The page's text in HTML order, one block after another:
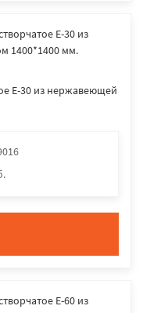
E-30 из нержавеющей